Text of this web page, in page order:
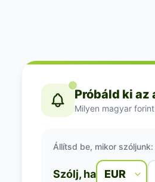
Próbáld ki
Milyen magyar
Állítsd be, mikor szóljunk:
Szólj, ha